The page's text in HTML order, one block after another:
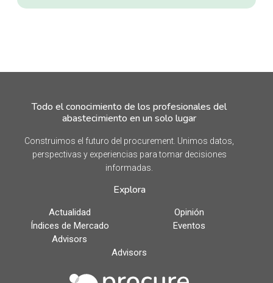
Todo el conocimiento de los profesionales del
abastecimiento en un solo lugar
Construimos el futuro del procurement. Unimos datos,
perspectivas y experiencias para tomar decisiones
informadas.
Explora
Actualidad
Opinión
Índices de Mercado
Eventos
Advisors
Advisors